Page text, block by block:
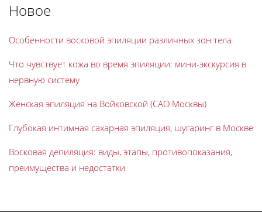
Новое
Особенности восковой эпиляции различных зон тела
Что чувствует кожа во время эпиляции: мини-экскурсия в
нервную систему
Женская эпиляция на Войковской (САО Москвы)
Глубокая интимная сахарная эпиляция, шугаринг в Москве
Восковая депиляция: виды, этапы, противопоказания,
преимущества и недостатки